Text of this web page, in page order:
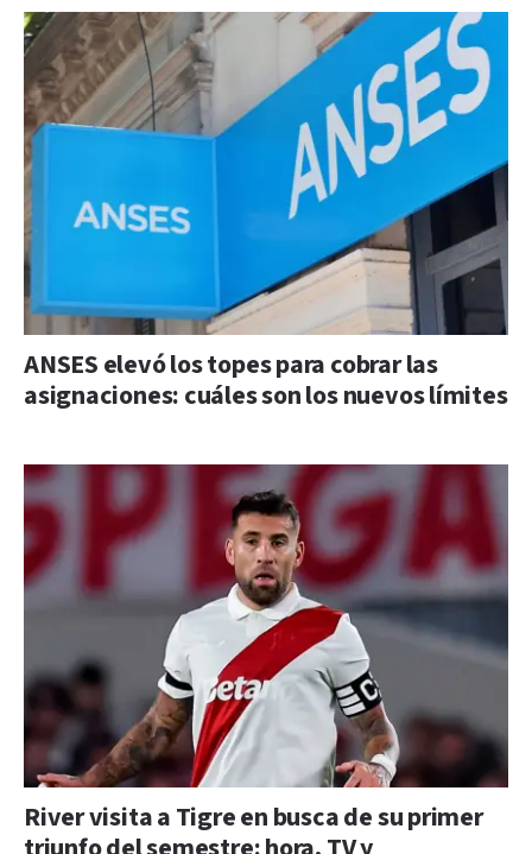
ANSES elevó los topes para cobrar las
asignaciones: cuáles son los nuevos límites
River visita a Tigre en busca de su primer